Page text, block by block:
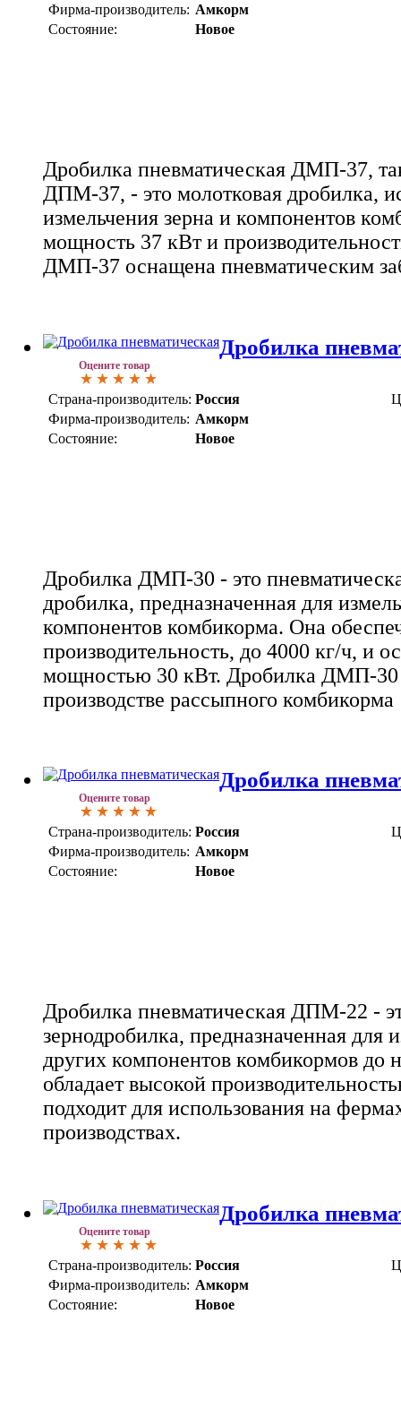
Фирма-производитель: Амкорм
Состояние:
Новое
Дробилка пневматическая ДМП-37,
ДПМ-37, - это молотковая дробилка,
измельчения зерна и компонентов
мощность 37 кВт и
ДМП-37 оснащена пневматическим
Оцените товар
Дробилка
Страна-производитель: Россия
Фирма-производитель: Амкорм
Состояние:
Новое
Дробилка ДМП-30 - это
дробилка, предназначенная для
компонентов комбикорма. Она
производительность, до 4000 кг/ч, и
мощностью 30 кВт. Дробилка ДМП-30
производстве рассыпного комбикорма
Оцените товар
Дробилка
Страна-производитель: Россия
Фирма-производитель: Амкорм
Состояние:
Новое
Дробилка пневматическая ДПМ-22 -
зернодробилка, предназначенная для
других компонентов комбикормов
обладает высокой
подходит для использования на
производствах.
Оцените товар
Дробилка
Страна-производитель: Россия
Фирма-производитель: Амкорм
Состояние:
Новое